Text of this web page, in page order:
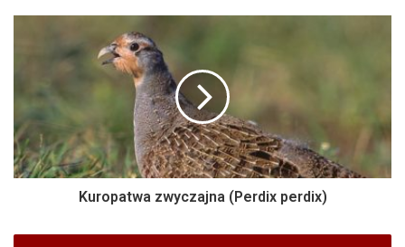
Kuropatwa zwyczajna (Perdix perdix)